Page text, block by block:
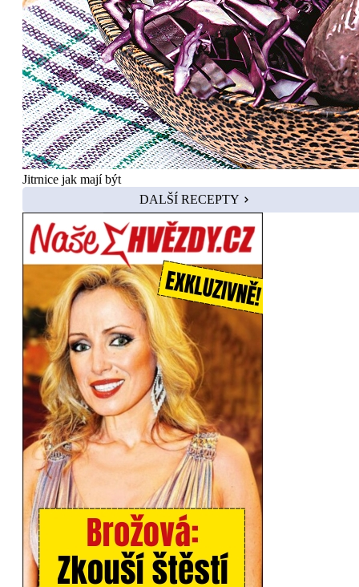
Jitrnice jak mají být
DALŠÍ RECEPTY